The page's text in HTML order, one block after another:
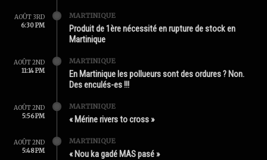
AOÛT 3RD
6:30 PM
MARTINIQUE
Produit de 1ère nécessité en rupture de stock en
Martinique
AOÛT 2ND
11:14 PM
MARTINIQUE
En Martinique les pollueurs sont des ordures ? Non.
Des enculés-es !!!
AOÛT 2ND
5:56 PM
MARTINIQUE
« Mérine rivers to cross »
AOÛT 2ND
5:48 PM
MARTINIQUE
« Nou ka gadé MAS pasé »